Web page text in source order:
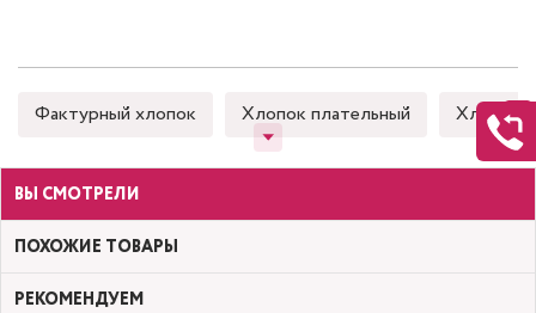
Фактурный хлопок Хлопок плательный Хлопок
ВЫ СМОТРЕЛИ
ПОХОЖИЕ ТОВАРЫ
РЕКОМЕНДУЕМ